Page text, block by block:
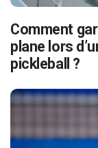
Comment
plane lors
pickleball ?